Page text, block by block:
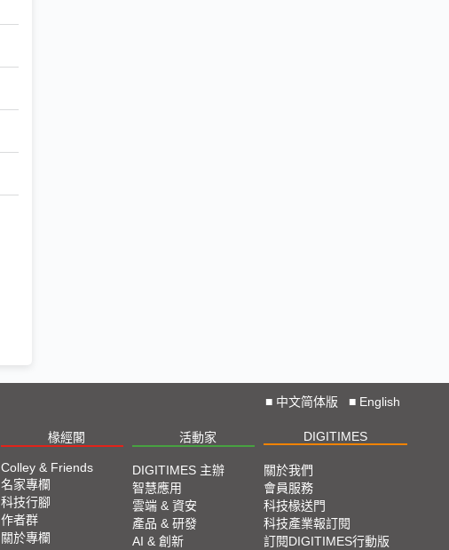
■ 中文简体版 ■ English
椽經閣 活動家 DIGITIMES
Colley & Friends
名家專欄
科技行腳
作者群
關於專欄
DIGITIMES 主辦
智慧應用
雲端 & 資安
產品 & 研發
AI & 創新
關於我們
會員服務
科技椽送門
科技產業報訂閱
訂閱DIGITIMES行動版